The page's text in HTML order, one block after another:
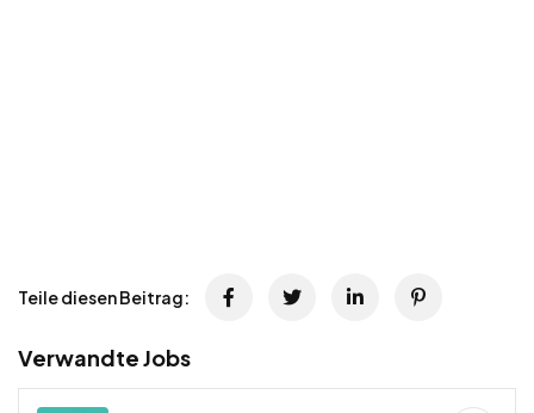
Teile diesen Beitrag:
Verwandte Jobs